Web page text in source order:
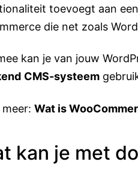
toevoegt aan een
die net zoals
kan je van jouw
CMS-systeem
meer: Wat is
kan je met